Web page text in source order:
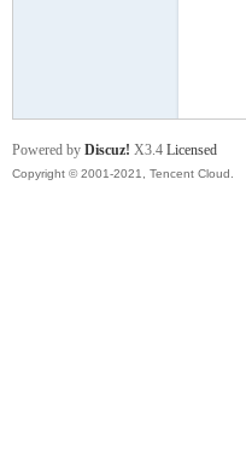
Powered by Discuz! X3.4 Licensed
Copyright © 2001-2021, Tencent Cloud.